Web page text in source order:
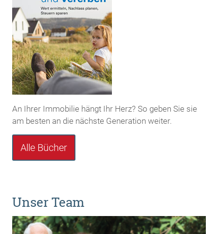
An Ihrer Immobilie hängt Ihr Herz? So geben Sie sie
am besten an die nächste Generation weiter.
Alle Bücher
Unser Team